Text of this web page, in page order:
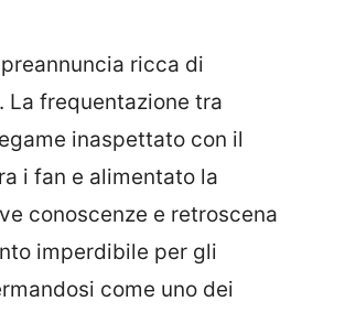
ricca di
frequentazione tra
inaspettato con il
i fan e alimentato la
conoscenze e retroscena
imperdibile per gli
come uno dei